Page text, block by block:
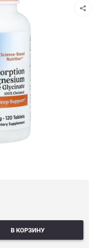
В КОРЗИНУ